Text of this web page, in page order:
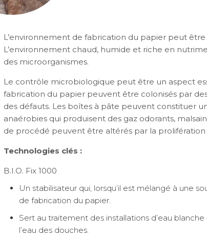
L’environnement de fabrication du papier peut
L’environnement chaud, humide et riche en
des microorganismes.
Le contrôle microbiologique peut être un aspect
fabrication du papier peuvent être colonisés par
des défauts. Les boîtes à pâte peuvent constituer
anaérobies qui produisent des gaz odorants,
de procédé peuvent être altérés par la
Technologies clés :
B.I.O. Fix 1000
Un stabilisateur qui, lorsqu’il est mélangé à une
de fabrication du papier.
Sert au traitement des installations d’eau
l’eau des douches.